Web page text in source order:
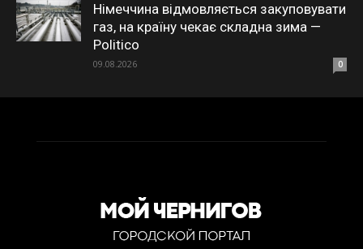
Німеччина відмовляється закуповувати
газ, на країну чекає складна зима —
Politico
09.08.2026 0